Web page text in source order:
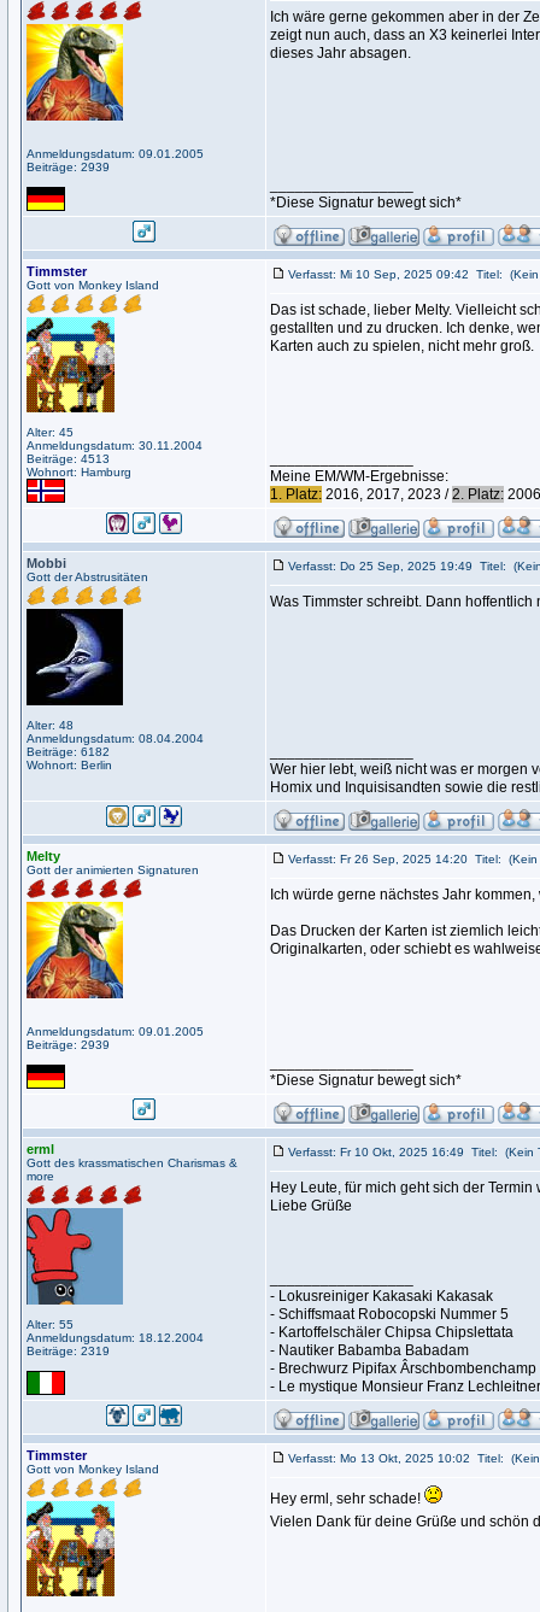
Anmeldungsdatum: 09.01.2005
Beiträge: 2939
Ich wäre gerne gekommen aber in der
zeigt nun auch, dass an X3 keinerlei
dieses Jahr absagen.
*Diese Signatur bewegt sich*
Timmster
Gott von Monkey Island
Alter: 45
Anmeldungsdatum: 30.11.2004
Beiträge: 4513
Wohnort: Hamburg
Verfasst: Mi 10 Sep, 2025 09:42 Titel:
Das ist schade, lieber Melty. Vielleicht
gestallten und zu drucken. Ich denke,
Karten auch zu spielen, nicht mehr groß.
Meine EM/WM-Ergebnisse:
1. Platz: 2016, 2017, 2023 /2. Platz:
Mobbi
Gott der Abstrusitäten
Alter: 48
Anmeldungsdatum: 08.04.2004
Beiträge: 6182
Wohnort: Berlin
Verfasst: Do 25 Sep, 2025 19:49 Titel:
Was Timmster schreibt. Dann hoffentlich
Wer hier lebt, weiß nicht was er morgen
Homix und Inquisisandten sowie die
Melty
Gott der animierten Signaturen
Anmeldungsdatum: 09.01.2005
Beiträge: 2939
Verfasst: Fr 26 Sep, 2025 14:20 Titel: (Kein
Ich würde gerne nächstes Jahr
Das Drucken der Karten ist ziemlich
Originalkarten, oder schiebt es
*Diese Signatur bewegt sich*
erml
Gott des krassmatischen Charismas &
more
Alter: 55
Anmeldungsdatum: 18.12.2004
Beiträge: 2319
Verfasst: Fr 10 Okt, 2025 16:49 Titel: (Kein
Hey Leute, für mich geht sich der
Liebe Grüße
- Lokusreiniger Kakasaki Kakasak
- Schiffsmaat Robocopski Nummer 5
- Kartoffelschäler Chipsa Chipslettata
- Nautiker Babamba Babadam
- Brechwurz Pipifax Ârschbombenchamp
- Le mystique Monsieur Franz
Timmster
Gott von Monkey Island
Verfasst: Mo 13 Okt, 2025 10:02 Titel:
Hey erml, sehr schade!
Vielen Dank für deine Grüße und schön